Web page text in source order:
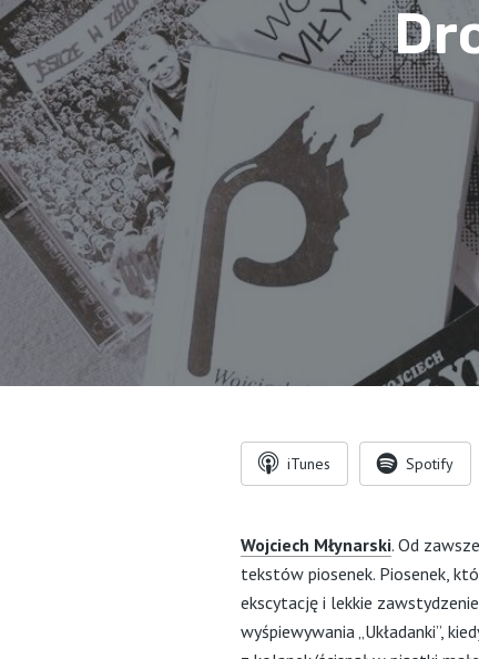
iTunes Spotify
Wojciech Młynarski. Od
tekstów piosenek. Piosenek,
ekscytację i lekkie
wyśpiewywania „Układanki”,